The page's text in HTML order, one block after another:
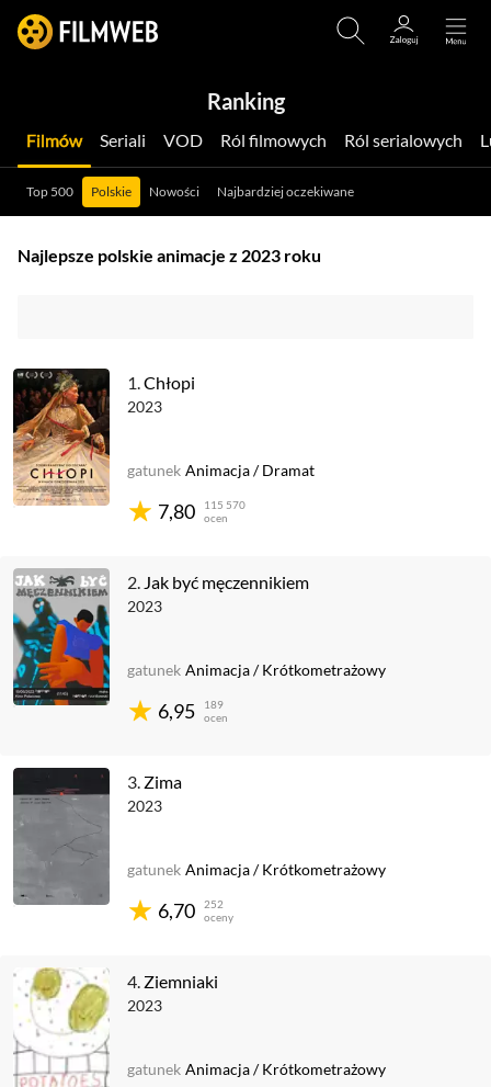
Ranking
Filmów Seriali VOD Ról filmowych Ról serialowych
Top 500 Polskie Nowości Najbardziej oczekiwane
Najlepsze polskie animacje z 2023 roku
1.Chłopi
2023
7,80
115 570
ocen
gatunek Animacja/Dramat
2. Jak być męczennikiem
2023
6,95
189
ocen
gatunek Animacja/Krótkometrażowy
3. Zima
2023
6,70
252
oceny
gatunek Animacja/Krótkometrażowy
4. Ziemniaki
2023
gatunek Animacja/Krótkometrażowy